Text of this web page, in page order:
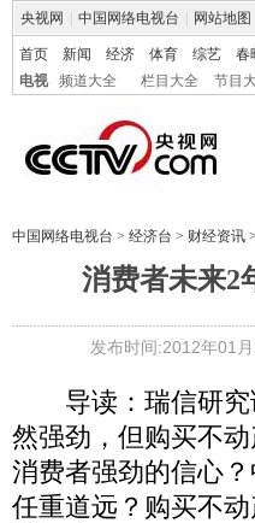
央视网 中国网络电视台 网站地图
首页 新闻 经济 体育 综艺 春
电视
频道大全 栏目大全 节目
中国网络电视台 > 经济台 > 财经资讯 >
消费者未来2
发布时间:2012年01
导读：瑞信研究
然强劲，但购买不
消费者强劲的信心
任重道远？购买不